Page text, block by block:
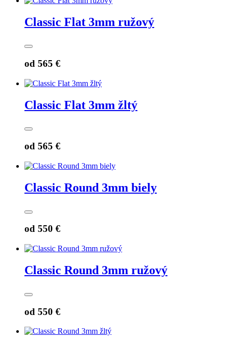
Classic Flat 3mm ružový
od 565 €
Classic Flat 3mm žltý
od 565 €
Classic Round 3mm biely
od 550 €
Classic Round 3mm ružový
od 550 €